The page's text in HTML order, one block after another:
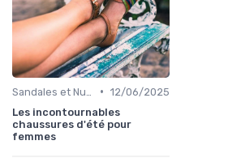
• 12/06/2025
Les incontournables
chaussures d'été pour
femmes